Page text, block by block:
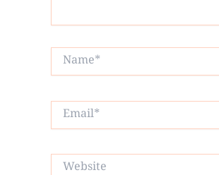
Name*
Email*
Website